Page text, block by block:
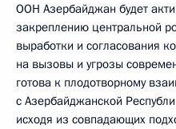
ООН Азербайджан будет
закреплению центральной
выработки и согласования
на вызовы и угрозы
готова к плодотворному
с Азербайджанской
исходя из совпадающих